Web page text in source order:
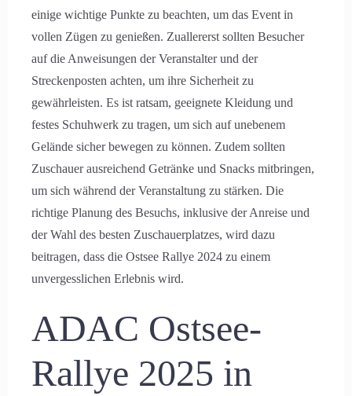
einige wichtige Punkte zu beachten, um das Event in
vollen Zügen zu genießen. Zuallererst sollten Besucher
auf die Anweisungen der Veranstalter und der
Streckenposten achten, um ihre Sicherheit zu
gewährleisten. Es ist ratsam, geeignete Kleidung und
festes Schuhwerk zu tragen, um sich auf unebenem
Gelände sicher bewegen zu können. Zudem sollten
Zuschauer ausreichend Getränke und Snacks mitbringen,
um sich während der Veranstaltung zu stärken. Die
richtige Planung des Besuchs, inklusive der Anreise und
der Wahl des besten Zuschauerplatzes, wird dazu
beitragen, dass die Ostsee Rallye 2024 zu einem
unvergesslichen Erlebnis wird.
ADAC Ostsee-
Rallye 2025 in